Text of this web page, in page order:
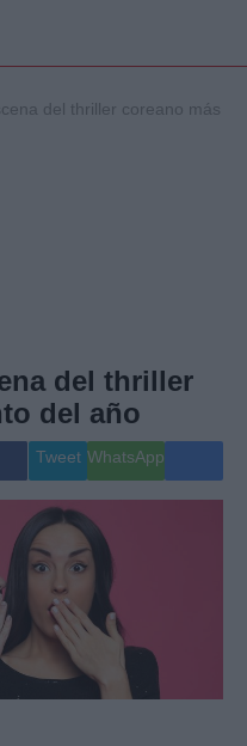
Gente
Musica
del thriller coreano más
del thriller
del año
Tweet WhatsApp